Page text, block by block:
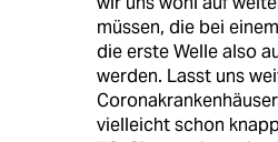
müssen, die bei
die erste Welle also
werden. Lasst uns
vielleicht schon